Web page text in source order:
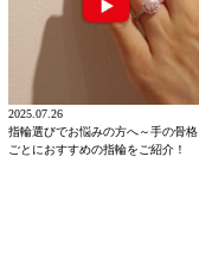
2025.07.26
指輪選びでお悩みの方へ～手の骨格
ごとにおすすめの指輪をご紹介！